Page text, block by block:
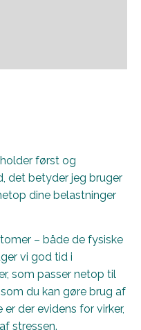
først og
det betyder jeg bruger
dine belastninger
– både de fysiske
vi god tid i
som passer netop til
du kan gøre brug af
der evidens for virker,
stressen.